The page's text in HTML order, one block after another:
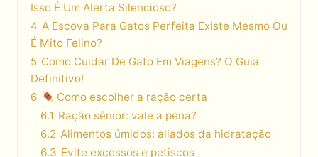
Isso É Um Alerta Silencioso?
4 A Escova Para Gatos Perfeita Existe Mesmo Ou
É Mito Felino?
5 Como Cuidar De Gato Em Viagens? O Guia
Definitivo!
6
Como escolher a ração certa
6.1 Ração sênior: vale a pena?
6.2 Alimentos úmidos: aliados da hidratação
6.3 Evite excessos e petiscos